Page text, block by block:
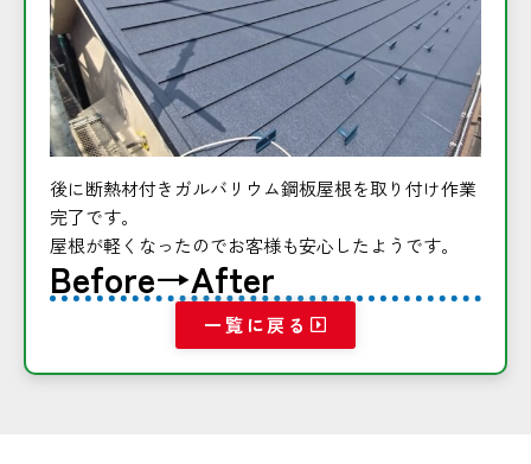
後に断熱材付きガルバリウム鋼板屋根を取り付け作業
完了です。
屋根が軽くなったのでお客様も安心したようです。
Before→After
一覧に戻る